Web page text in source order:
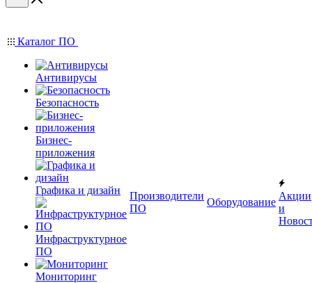
Каталог ПО
Антивирусы
Безопасность
Бизнес-
приложения
Графика и дизайн
Инфраструктурное
ПО
Мониторинг
Производители
ПО
Оборудование
Акции
и